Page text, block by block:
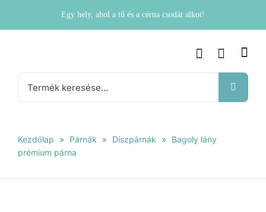
Egy hely, ahol a tű és a cérna csodát alkot!
Keresés...
Kezdőlap » Párnák » Díszpárnák » Bagoly lány
prémium párna